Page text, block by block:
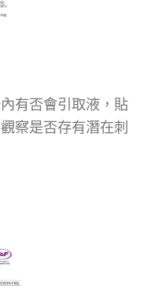
有否會引取液，貼
察是否存有潛在刺